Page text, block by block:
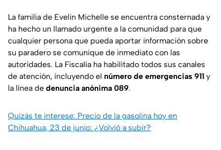
La familia de Evelin Michelle se encuentra consternada y
ha hecho un llamado urgente a la comunidad para que
cualquier persona que pueda aportar información sobre
su paradero se comunique de inmediato con las
autoridades. La Fiscalía ha habilitado todos sus canales
de atención, incluyendo el número de emergencias 911 y
la línea de denuncia anónima 089.
Quizás te interese: Precio de la gasolina hoy en
Chihuahua, 23 de junio: ¿Volvió a subir?